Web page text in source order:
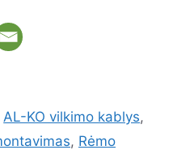
AL-KO vilkimo kablys,
, Rėmo